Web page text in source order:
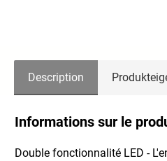
Description
Informations sur le
Double fonctionnalité LED -